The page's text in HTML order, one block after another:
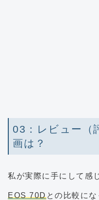
03：レビュー（
画は？
私が実際に手にして感
EOS 70Dとの比較にな